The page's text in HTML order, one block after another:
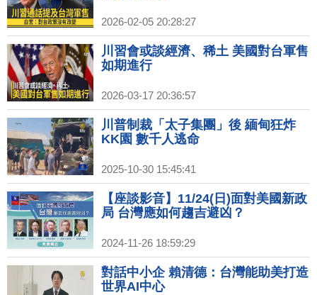
2026-02-05 20:28:27
川習會或談經濟、稀土 美國對台軍售
如期進行
2026-03-17 20:36:57
川普制裁「太子集團」後 緬甸狂炸
KK園 數千人逃命
2025-10-30 15:45:41
【座談影音】11/24(日)面對美國新政
局 台灣應如何趨吉避凶？
2024-11-26 18:59:29
對話中小企 賴清德：台灣能助美打造
世界AI中心